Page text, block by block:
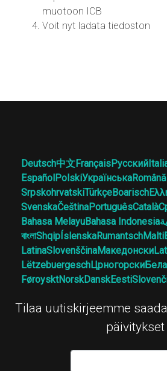
muotoon ICB
Voit nyt ladata tiedoston
Deutsch中文FrançaisРусский
EspañolPolskiУкраїнськаRomână
SrpskohrvatskiTürkçeBoarisch
SvenskaČeštinaPortuguêsCatalà
Bahasa MelayuBahasa Indonesia
বাংলাShqipÍslenskaRumantschMalti
LatinaSlovenščinaМакедонски
LëtzebuergeschЦрногорски
FøroysktNorskDanskEesti
Tilaa uutiskirjeemme
päivitykset